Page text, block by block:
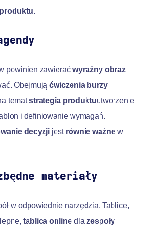
.
powinien zawierać wyraźny obraz
Obejmują ćwiczenia burzy
tematstrategia produktuutworzenie
i definiowanie wymagań.
decyzji jest równie ważne w
materiały
w odpowiednie narzędzia. Tablice,
tablica online dla zespoły